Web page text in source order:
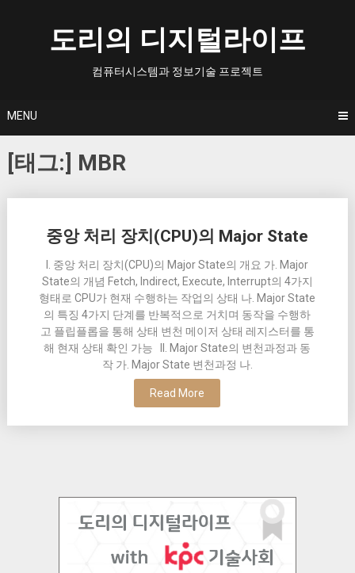
도리의 디지털라이프
컴퓨터시스템과 정보기술 프로젝트
MENU
[태그:] MBR
중앙 처리 장치(CPU)의 Major State
I. 중앙 처리 장치(CPU)의 Major State의 개요 가. Major
State의 개념 Fetch, Indirect, Execute, Interrupt의 4가지
형태로 CPU가 현재 수행하는 작업의 상태 나. Major State
의 특징 4가지 단계를 반복적으로 거치며 동작을 수행하
고 플립플롭을 통해 상태 변천 메이저 상태 레지스터를 통
해 현재 상태 확인 가능 II. Major State의 변천과정과 동
작 가. Major State 변천과정 나.
Read More
navigation